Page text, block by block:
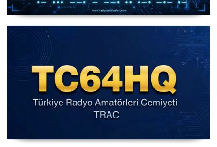
IARU HF World Championship 2026
IARU HF Yarışması TC64HQ Havada Olacak (Trac